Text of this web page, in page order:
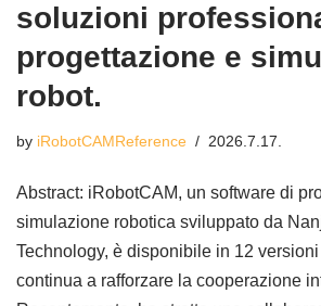
soluzioni
progettazione e
robot.
by iRobotCAMReference 2026.7.17.
Abstract: iRobotCAM, un software di
simulazione robotica sviluppato da
Technology, è disponibile in 12
continua a rafforzare la cooperazione